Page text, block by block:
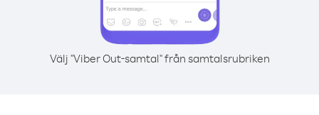
Välj "Viber Out-samtal" från samtalsrubriken